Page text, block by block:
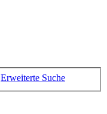
Erweiterte Suche